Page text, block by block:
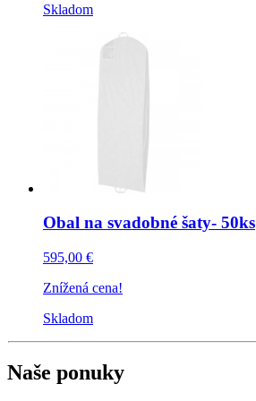
Skladom
Obal na svadobné šaty- 50ks
595,00 €
Znížená cena!
Skladom
Naše ponuky